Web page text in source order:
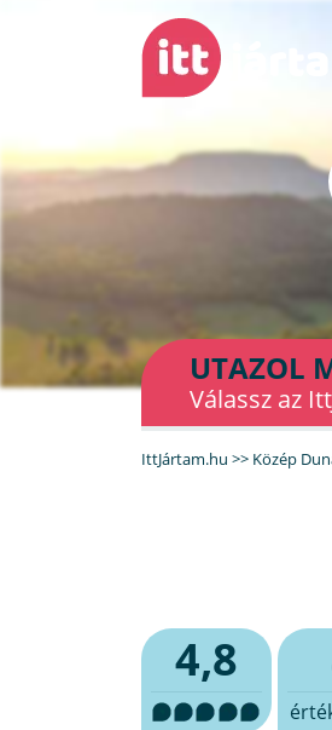
UTAZOL
Válassz az
IttJártam.hu >> Közép
4,8